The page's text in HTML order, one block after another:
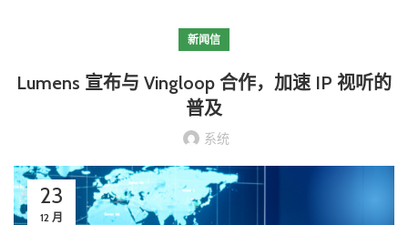
新闻信
Lumens 宣布与 Vingloop 合作，加速 IP 视听的
普及
系统
23
12 月